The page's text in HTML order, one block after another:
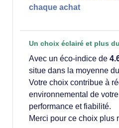
chaque achat
Un choix éclairé et plus
Avec un éco-indice de
situe dans la moyenne
Votre choix contribue à
environnemental de
performance et fiabilité.
Merci pour ce choix plus